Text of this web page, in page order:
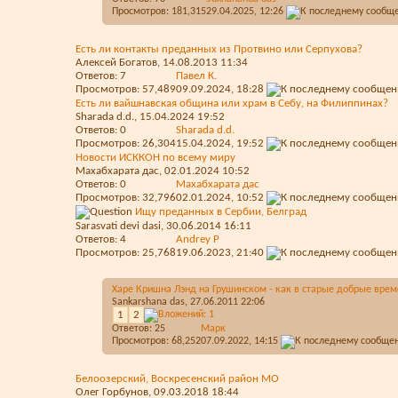
Просмотров: 181,31529.04.2025, 12:26
Есть ли контакты преданных из Протвино или Серпухова?
Алексей Богатов, 14.08.2013 11:34
Ответов: 7
Просмотров: 57,489
Павел К.
09.09.2024, 18:28
Есть ли вайшнавская община или храм в Себу, на Филиппинах?
Sharada d.d., 15.04.2024 19:52
Ответов: 0
Просмотров: 26,304
Sharada d.d.
15.04.2024, 19:52
Новости ИСККОН по всему миру
Махабхарата дас, 02.01.2024 10:52
Ответов: 0
Просмотров: 32,796
Махабхарата дас
02.01.2024, 10:52
Ищу преданных в Сербии, Белград
Sarasvati devi dasi, 30.06.2014 16:11
Ответов: 4
Просмотров: 25,768
Andrey P
19.06.2023, 21:40
Харе Кришна Лэнд на Грушинском - как в старые добрые
Sankarshana das, 27.06.2011 22:06
1 2
Ответов: 25
Просмотров: 68,252
Марк
07.09.2022, 14:15
Белоозерский, Воскресенский район МО
Олег Горбунов, 09.03.2018 18:44